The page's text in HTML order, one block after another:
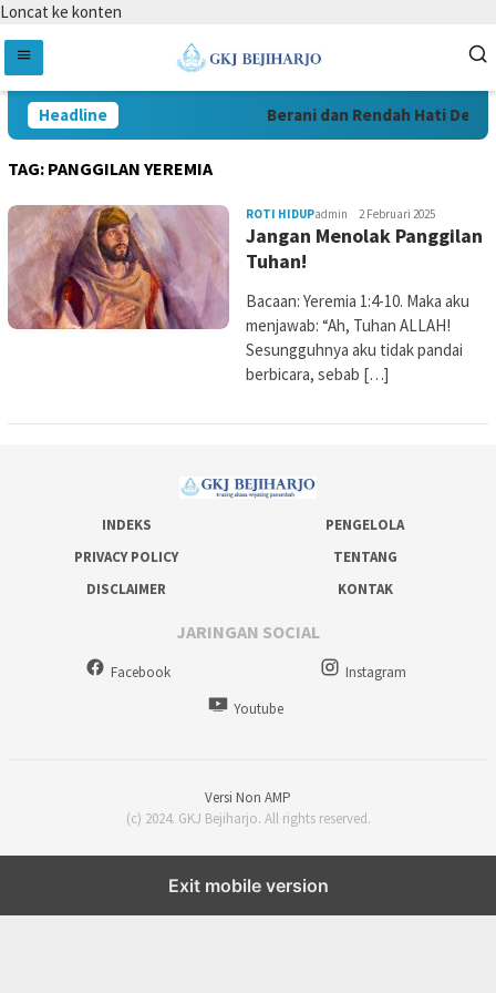
Loncat ke konten
Headline Berani dan Rendah Hati Demi
TAG: PANGGILAN YEREMIA
ROTI HIDUPadmin 2 Februari 2025
Jangan Menolak Panggilan
Tuhan!
Bacaan: Yeremia 1:4-10. Maka aku
menjawab: “Ah, Tuhan ALLAH!
Sesungguhnya aku tidak pandai
berbicara, sebab […]
INDEKS
PENGELOLA
PRIVACY POLICY
TENTANG
DISCLAIMER
KONTAK
JARINGAN SOCIAL
Facebook
Instagram
Youtube
Versi Non AMP
(c) 2024. GKJ Bejiharjo. All rights reserved.
Exit mobile version